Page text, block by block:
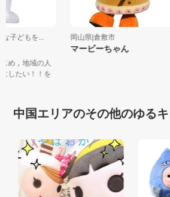
な子どもを...
じめ，地域の人
にしたい！！を
岡山県|倉敷市
マービーちゃん
中国エリアのその他のゆる